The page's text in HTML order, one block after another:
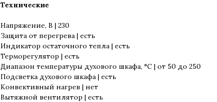
Технические
Напряжение, В | 230
Защита от перегрева | есть
Индикатор остаточного тепла | есть
Терморегулятор | есть
Диапазон температуры духового шкафа, °C | от 50 до 250
Подсветка духового шкафа | есть
Конвективный нагрев | нет
Вытяжной вентилятор | есть